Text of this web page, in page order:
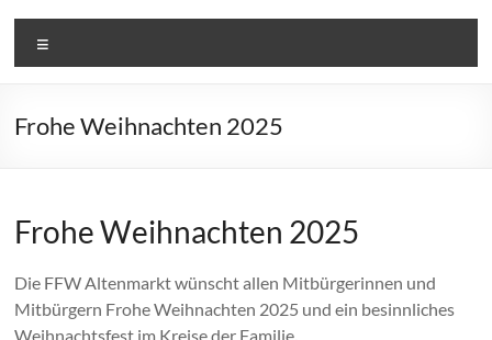
Frohe Weihnachten 2025
Frohe Weihnachten 2025
Die FFW Altenmarkt wünscht allen Mitbürgerinnen und
Mitbürgern Frohe Weihnachten 2025 und ein besinnliches
Weihnachtsfest im Kreise der Familie.